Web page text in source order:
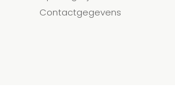
Contactgegevens